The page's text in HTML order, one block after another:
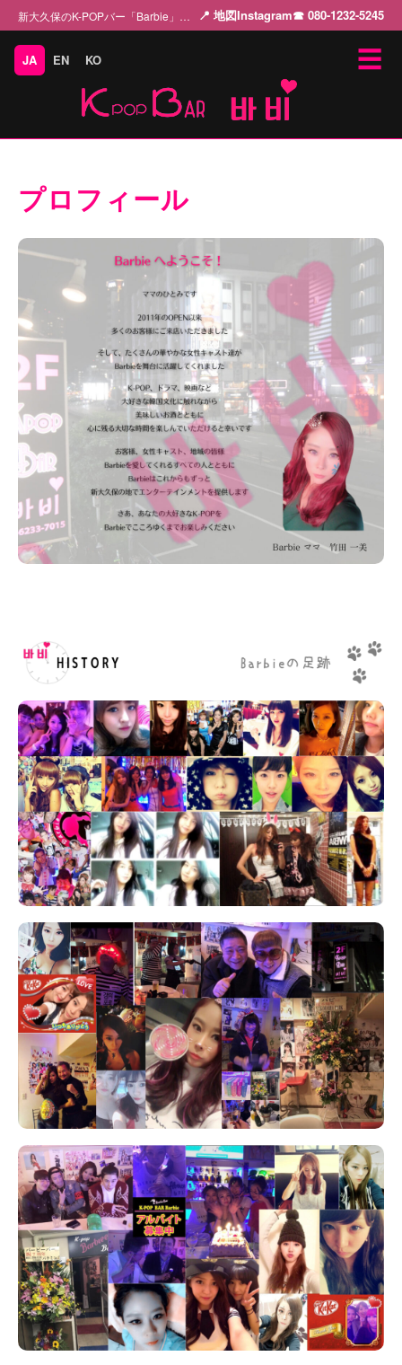
新大久保のK-POPバー「Barbie」 K-POPの魅力を美しい女性キャストとともに… 📍 地図Instagram☎ 080-1232-5245
☰
JA EN KO
プロフィール